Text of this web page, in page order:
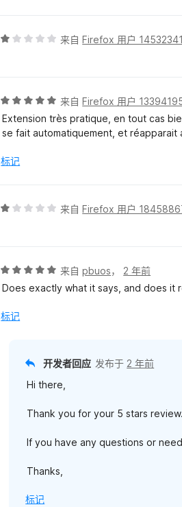
评
5
来自Firefox 用户 14532341
评
分
5
5
来自Firefox 用户
Extension très pratique, en tout cas
se fait automatiquement, et
标记
评
5
来自Firefox 用户
评
分
/
来自pbuos， 2 年前
Does exactly what it says, and does it
标记
开发者回应 发布于 2 年前
Hi there,
Thank you for your 5 stars review.
If you have any questions or
Thanks,
标记